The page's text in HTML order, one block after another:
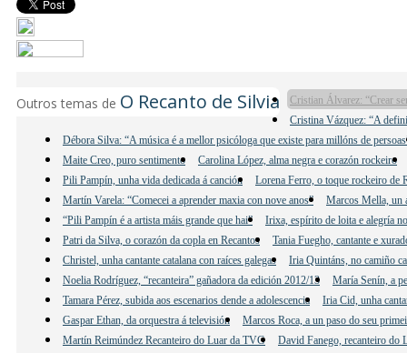
Outros temas de O Recanto de Silvia
Cristian Álvarez: “Crear
Cristina Vázquez: “A
Débora Silva: “A música é a mellor psicóloga que existe para millóns de
Maite Creo, puro sentimento
Carolina López, alma negra e corazón rockeiro
Pili Pampín, unha vida dedicada á canción
Lorena Ferro, o toque rockeiro de
Martín Varela: “Comecei a aprender maxia con nove anos”
Marcos Mella, un
“Pili Pampín é a artista máis grande que hai”
Irixa, espírito de loita e alegría
Patri da Silva, o corazón da copla en Recantos
Tania Fuegho, cantante e
Christel, unha cantante catalana con raíces galegas
Iria Quintáns, no camiño
Noelia Rodríguez, “recanteira” gañadora da edición 2012/13
María Senín, a
Tamara Pérez, subida aos escenarios dende a adolescencia
Iria Cid, unha
Gaspar Ethan, da orquestra á televisión
Marcos Roca, a un paso do seu
Martín Reimúndez Recanteiro do Luar da TVG
David Fanego, recanteiro do